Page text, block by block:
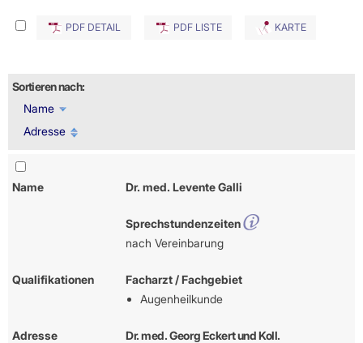
PDF DETAIL PDF LISTE KARTE
Sortieren nach:
Name
Adresse
Name Dr. med. Levente Galli
Sprechstundenzeiten
nach Vereinbarung
Qualifikationen
Facharzt / Fachgebiet
Augenheilkunde
Adresse
Dr. med. Georg Eckert und Koll.